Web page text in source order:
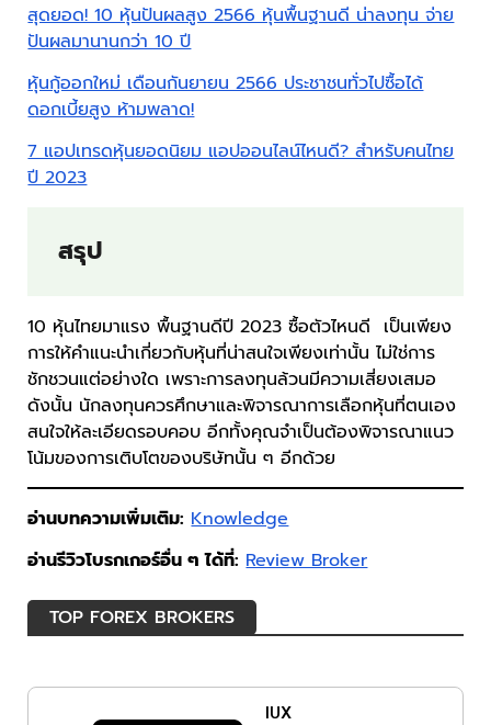
สุดยอด! 10 หุ้นปันผลสูง 2566 หุ้นพื้นฐานดี น่าลงทุน จ่าย
ปันผลมานานกว่า 10 ปี
หุ้นกู้ออกใหม่ เดือนกันยายน 2566 ประชาชนทั่วไปซื้อได้
ดอกเบี้ยสูง ห้ามพลาด!
7 แอปเทรดหุ้นยอดนิยม แอปออนไลน์ไหนดี? สำหรับคนไทย
ปี 2023
สรุป
10 หุ้นไทยมาแรง พื้นฐานดีปี 2023 ซื้อตัวไหนดี เป็นเพียง
การให้คำแนะนำเกี่ยวกับหุ้นที่น่าสนใจเพียงเท่านั้น ไม่ใช่การ
ชักชวนแต่อย่างใด เพราะการลงทุนล้วนมีความเสี่ยงเสมอ
ดังนั้น นักลงทุนควรศึกษาและพิจารณาการเลือกหุ้นที่ตนเอง
สนใจให้ละเอียดรอบคอบ อีกทั้งคุณจำเป็นต้องพิจารณาแนว
โน้มของการเติบโตของบริษัทนั้น ๆ อีกด้วย
อ่านบทความเพิ่มเติม: Knowledge
อ่านรีวิวโบรกเกอร์อื่น ๆ ได้ที่: Review Broker
TOP FOREX BROKERS
IUX